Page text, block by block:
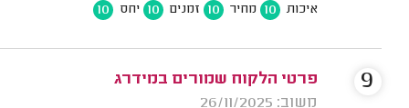
איכות 10 מחיר 10 זמנים 10 יחס 10
פרטי הלקוח שמורים במידרג
משוב: 26/11/2025
9